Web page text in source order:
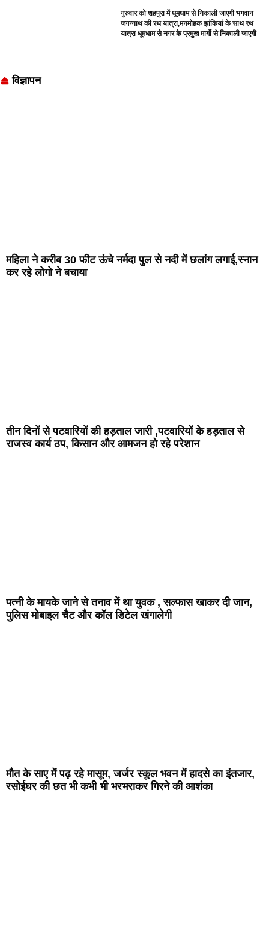
गुरुवार को शहपुरा में धूमधाम से निकाली जाएगी भगवान
जगन्नाथ की रथ यात्रा,मनमोहक झांकियां के साथ रथ
यात्रा धूमधाम से नगर के प्रमुख मार्गो से निकाली जाएगी
विज्ञापन
महिला ने करीब 30 फीट ऊंचे नर्मदा पुल से नदी में छलांग लगाई,स्नान
कर रहे लोगो ने बचाया
तीन दिनों से पटवारियों की हड़ताल जारी ,पटवारियों के हड़ताल से
राजस्व कार्य ठप, किसान और आमजन हो रहे परेशान
पत्नी के मायके जाने से तनाव में था युवक , सल्फास खाकर दी जान,
पुलिस मोबाइल चैट और कॉल डिटेल खंगालेगी
मौत के साए में पढ़ रहे मासूम, जर्जर स्कूल भवन में हादसे का इंतजार,
रसोईघर की छत भी कभी भी भरभराकर गिरने की आशंका